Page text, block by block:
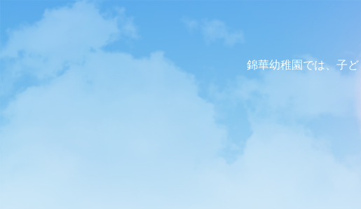
錦華幼稚園では、子